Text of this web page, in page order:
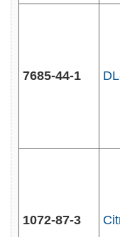
7685-44-1
1072-87-3